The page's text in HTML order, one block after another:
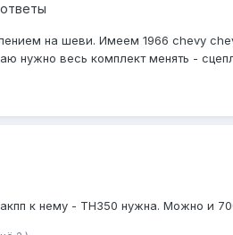
на шеви. Имеем 1966 chevy
нужно весь комплект менять -
к нему - TH350 нужна. Можно и